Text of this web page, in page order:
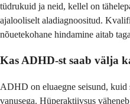
tüdrukuid ja neid, kellel on
ajalooliselt aladiagnoositud.
nõuetekohane hindamine aitab
Kas ADHD-st saab välja
ADHD on eluaegne seisund, kuid
vanusega. Hüperaktiivsus